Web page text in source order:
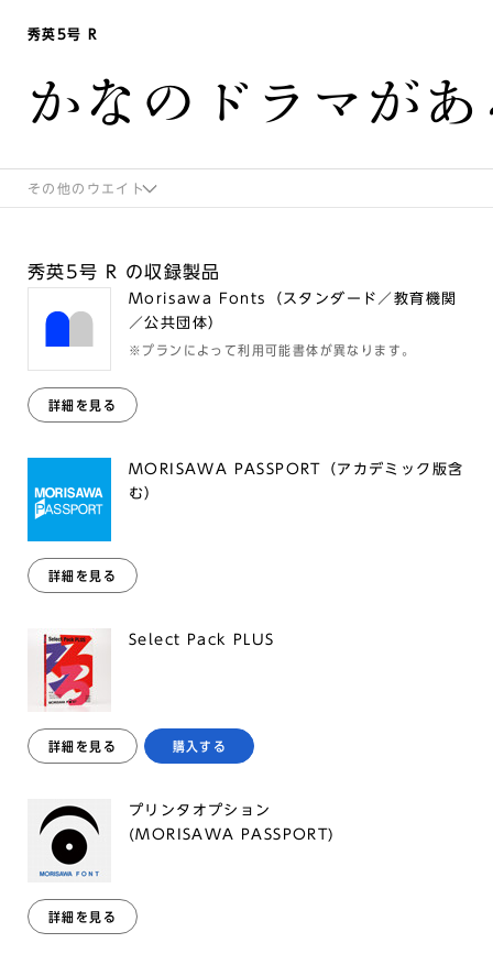
秀英5号 R
かなのドラマがあ
その他のウエイト
秀英5号 R の収録製品
Morisawa Fonts（スタンダード／教育機関
／公共団体）
※プランによって利用可能書体が異なります。
詳細を見る
MORISAWA PASSPORT（アカデミック版含
む）
詳細を見る
Select Pack PLUS
詳細を見る 購入する
プリンタオプション
(MORISAWA PASSPORT)
詳細を見る